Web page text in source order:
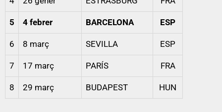
5 4 febrer BARCELONA ESP
6 8 març SEVILLA ESP
7 17 març PARÍS FRA
8 29 març BUDAPEST HUN